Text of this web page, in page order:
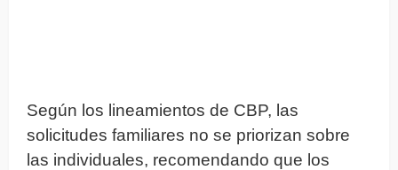
Según los lineamientos de CBP, las
solicitudes familiares no se priorizan sobre
las individuales, recomendando que los